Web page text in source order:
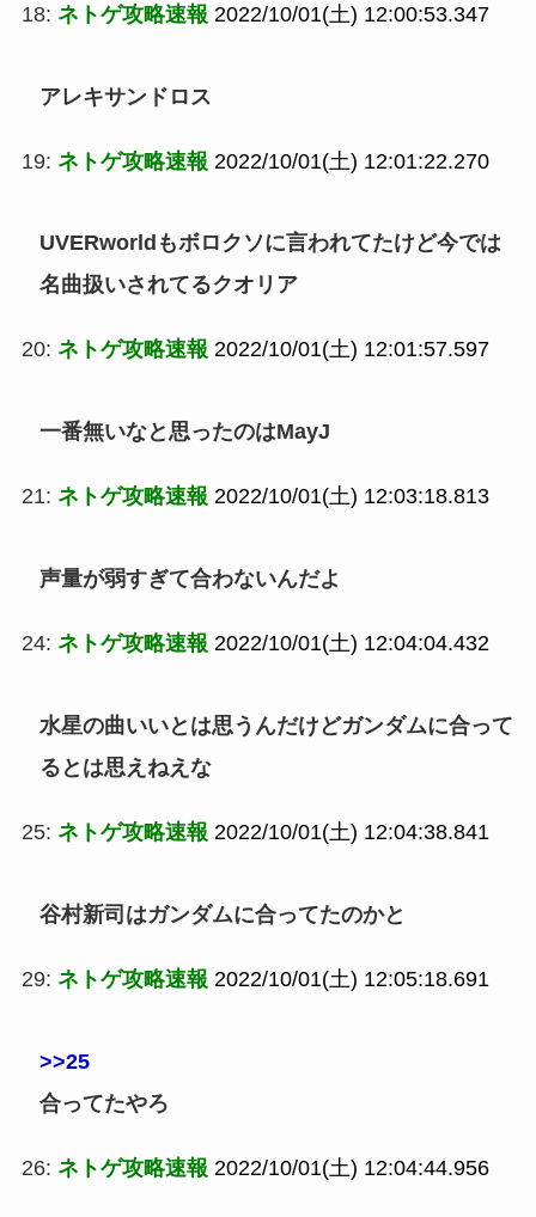
18: ネトゲ攻略速報 2022/10/01(土) 12:00:53.347
アレキサンドロス
19: ネトゲ攻略速報 2022/10/01(土) 12:01:22.270
UVERworldもボロクソに言われてたけど今では
名曲扱いされてるクオリア
20: ネトゲ攻略速報 2022/10/01(土) 12:01:57.597
一番無いなと思ったのはMayJ
21: ネトゲ攻略速報 2022/10/01(土) 12:03:18.813
声量が弱すぎて合わないんだよ
24: ネトゲ攻略速報 2022/10/01(土) 12:04:04.432
水星の曲いいとは思うんだけどガンダムに合って
るとは思えねえな
25: ネトゲ攻略速報 2022/10/01(土) 12:04:38.841
谷村新司はガンダムに合ってたのかと
29: ネトゲ攻略速報 2022/10/01(土) 12:05:18.691
>>25
合ってたやろ
26: ネトゲ攻略速報 2022/10/01(土) 12:04:44.956